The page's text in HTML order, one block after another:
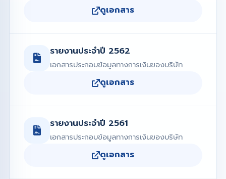
ดูเอกสาร
รายงานประจำปี 2562
เอกสารประกอบข้อมูลทางการเงินของบริษัท
ดูเอกสาร
รายงานประจำปี 2561
เอกสารประกอบข้อมูลทางการเงินของบริษัท
ดูเอกสาร